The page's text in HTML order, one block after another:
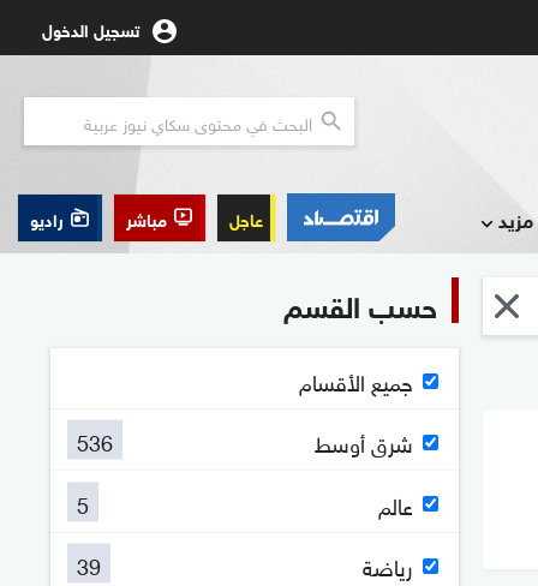
تسجيل الدخول
مزيد عاجل مباشر راديو
حسب القسم
جميع الأقسام
شرق أوسط
536
عالم
5
رياضة
39